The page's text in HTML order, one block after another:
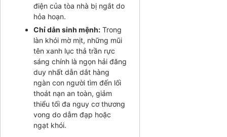
điện của tòa nhà bị ngắt do
hỏa hoạn.
Chỉ dẫn sinh mệnh: Trong
làn khói mờ mịt, những mũi
tên xanh lục thả trần rực
sáng chính là ngọn hải đăng
duy nhất dẫn dắt hàng
ngàn con người tìm đến lối
thoát nạn an toàn, giảm
thiểu tối đa nguy cơ thương
vong do dẫm đạp hoặc
ngạt khói.